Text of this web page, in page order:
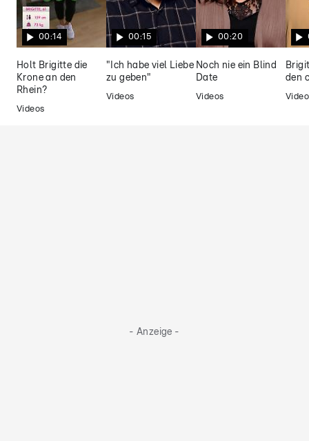
00:14
Holt Brigitte die
Krone an den
Rhein?
Videos
00:15
"Ich habe viel Liebe
zu geben"
Videos
00:20
Noch nie ein Blind
Date
Videos
den
- Anzeige -